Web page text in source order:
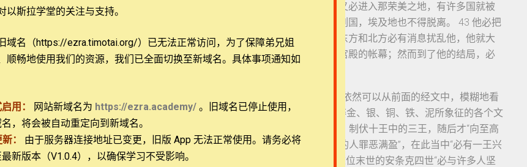
车、马兵和许多战船，势如暴风来攻击他，也必进入列国如洪水泛滥。 41 又必进入那荣美之地，有许多国就被
倾覆，但以东人、摩押人和一大半亚扪人必脱离他的手。 42 他必伸手攻击列国，埃及地也不得脱离。 43 他必把
持埃及的金银财宝和各样的宝物，利比亚人和古实人都必跟从他。 44 但从东方和北方必有消息扰乱他，他就大
发烈怒出去，要将多人杀灭净尽。 45 他必在海和荣美的圣山中间设立他如宫殿的帐幕；然而到了他的结局，必
这里的经文指向了末日之战，虽然不能将当代的事件直接代入解读，但我们依然可以从前面的经文中，模糊地看
到世界的走向：(1) 但以理书第二章首先明确人类历史将以超自然的石头击碎金、银、铜、铁、泥所象征的各个文
明而结束；(2) 第七章中指出未来的“敌基督”首先要解决其阵营“内部”的纷争，制伏十王中的三王，随后才“向至高
者说夸大的话”，且逼迫“至高者的圣民”；(3) 第八章则指出末世的时候“犯法的人罪恶满盈”，在此当中“必有一王兴
起，面貌凶恶，能用双关的诈语”；(4) 根据第九章，在最后的“一七之内”，这位末世的安条克四世“必与许多人坚
联系我们
以斯拉学堂的关注与支持。
域名（https://ezra.timotai.org/）已无法正常访问， 为了保障弟兄姐
顺畅地使用我们的资源，我们已全面切换至新域名。具体事项通知如
用： 网站新域名为 https://ezra.academy/ 。旧域名已停止使用，
，将会被自动重定向到新域名。
：
由于服务器连接地址已变更，旧版 App 无法正常使用。请务必将
新版本（V1.0.4），以确保学习不受影响。